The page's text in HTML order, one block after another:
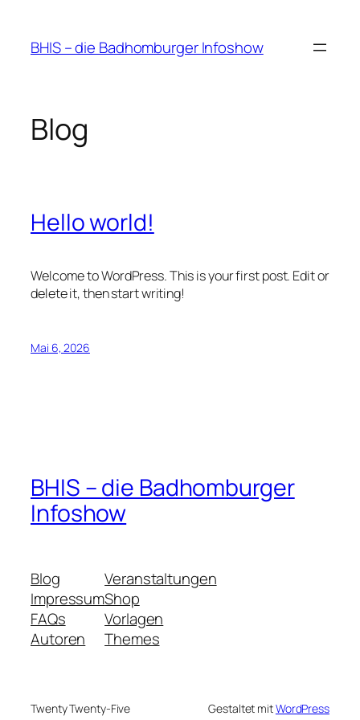
springen
BHIS – die Badhomburger Infoshow
Blog
Hello world!
Welcome to WordPress. This is your first post. Edit or
delete it, then start writing!
Mai 6, 2026
BHIS – die Badhomburger
Infoshow
Blog
Impressum
FAQs
Autoren
Veranstaltungen
Shop
Vorlagen
Themes
Twenty Twenty-Five Gestaltet mitWordPress